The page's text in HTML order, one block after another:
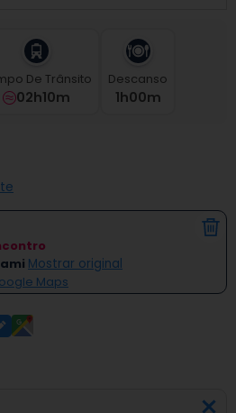
De Trânsito
02h10m
Descanso
1H00M
Mostrar original
Maps